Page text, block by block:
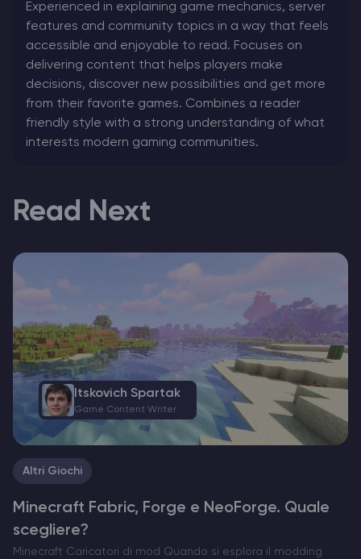
Experienced in explaining game mechanics, server
features and community topics in a way that feels
accessible and enjoyable to read. Focuses on
delivering content that helps players make
decisions, discover new possibilities and get more
from their favorite games. Combines a reader
friendly style with a strong understanding of what
interests modern gaming communities.
Read Next
Altri Giochi
Minecraft Fabric, Forge e NeoForge. Quale
scegliere?
Minecraft Caricatori di mod Quando si esplora il modding
Itskovich Spartak
Game Content Writer